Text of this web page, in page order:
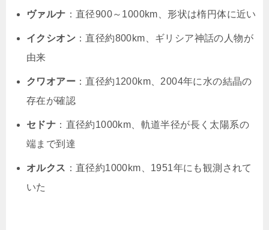
ヴァルナ ：直径900～1000km、形状は楕円体に近い
イクシオン ：直径約800km、ギリシア神話の人物が
由来
クワオアー ：直径約1200km、2004年に水の結晶の
存在が確認
セドナ ：直径約1000km、軌道半径が長く太陽系の
端まで到達
オルクス ：直径約1000km、1951年にも観測されて
いた